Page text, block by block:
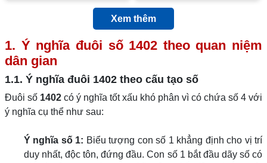
Xem thêm
1. Ý nghĩa đuôi số 1402 theo quan niệm
dân gian
1.1. Ý nghĩa đuôi 1402 theo cấu tạo số
Đuôi số 1402 có ý nghĩa tốt xấu khó phân vì có chứa số 4 với
ý nghĩa cụ thể như sau:
Ý nghĩa số 1: Biểu tượng con số 1 khẳng định cho vị trí
duy nhất, độc tôn, đứng đầu. Con số 1 bắt đầu dãy số có